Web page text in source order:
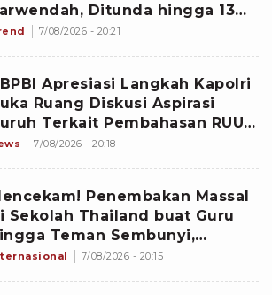
Ditunda hingga 13
2026
7/08/2026 - 20:21
Apresiasi Langkah Kapolri
Ruang Diskusi Aspirasi
Terkait Pembahasan RUU
7/08/2026 - 20:18
Penembakan Massal
Sekolah Thailand buat Guru
Teman Sembunyi,
Pelaku ABG 14 Tahun
7/08/2026 - 20:15